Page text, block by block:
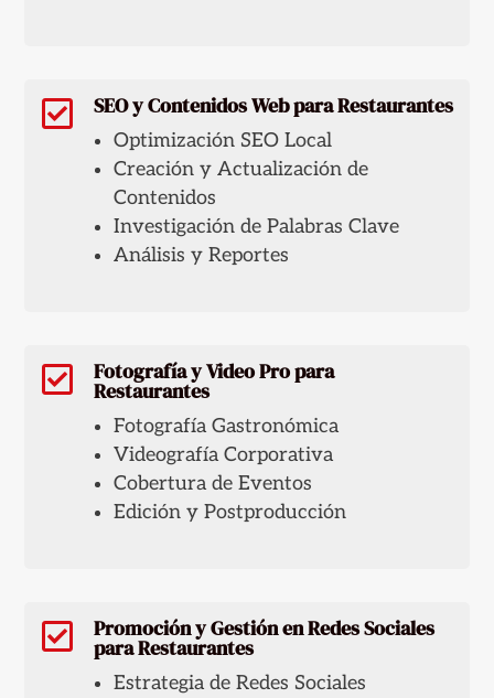
 SEO y Contenidos Web para Restaurantes
Optimización SEO Local
Creación y Actualización de
Contenidos
Investigación de Palabras Clave
Análisis y Reportes
 Fotografía y Video Pro para
Restaurantes
Fotografía Gastronómica
Videografía Corporativa
Cobertura de Eventos
Edición y Postproducción
 Promoción y Gestión en Redes Sociales
para Restaurantes
Estrategia de Redes Sociales